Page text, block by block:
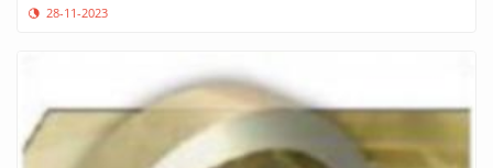
28-11-2023